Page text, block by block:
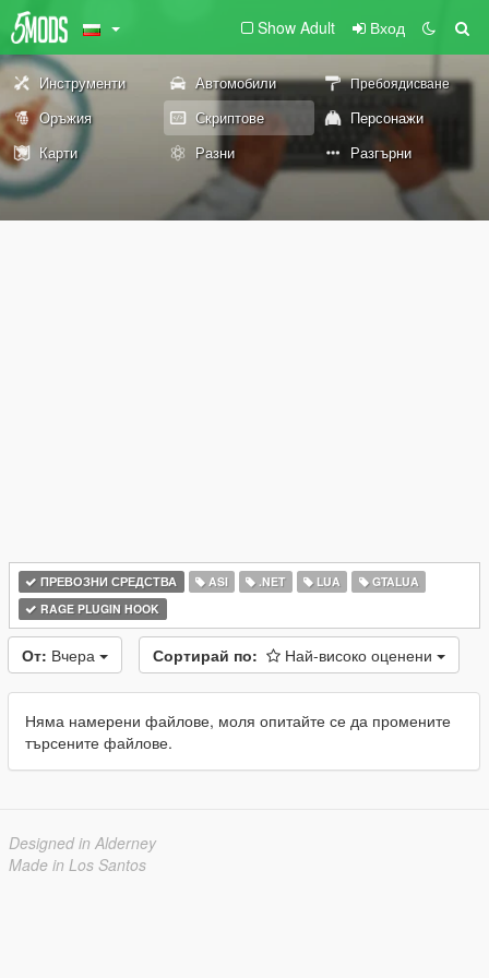
Show Adult Вход
Инструменти Автомобили Пребоядисване
Оръжия Скриптове
Персонажи
Карти
Разни Разгърни
ПРЕВОЗНИ СРЕДСТВА ASI .NET LUA
GTALUA
RAGE PLUGIN HOOK
От: Вчера Сортирай по: Най-високо оценени
Няма намерени файлове, моля опитайте се да промените
търсените файлове.
Designed in Alderney
Made in Los Santos